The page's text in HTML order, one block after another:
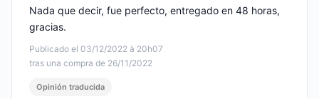
Publicado el 03/12/2022 à 20h07
tras una compra de 26/11/2022
Nada que decir, fue perfecto, entregado en 48 horas,
gracias.
Opinión traducida